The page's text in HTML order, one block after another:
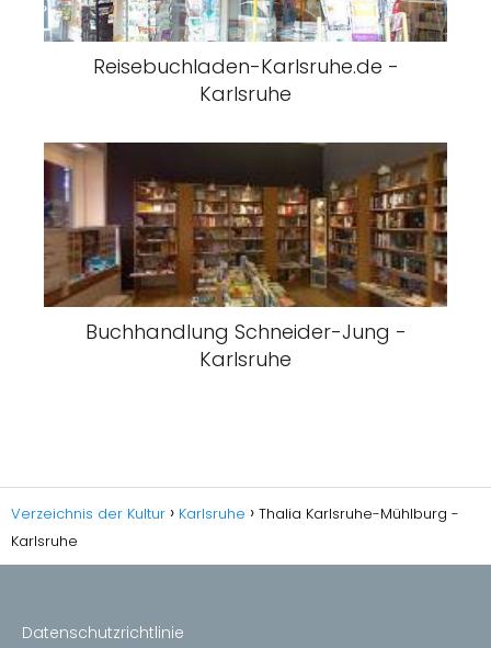
Reisebuchladen-Karlsruhe.de -
Karlsruhe
Buchhandlung Schneider-Jung -
Karlsruhe
Verzeichnis der Kultur Karlsruhe
Thalia Karlsruhe-Mühlburg -
Karlsruhe
Datenschutzrichtlinie